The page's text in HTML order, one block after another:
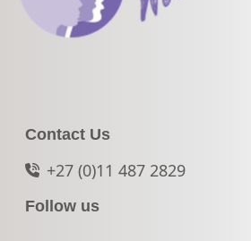
Contact Us
+27 (0)11 487 2829
Follow us